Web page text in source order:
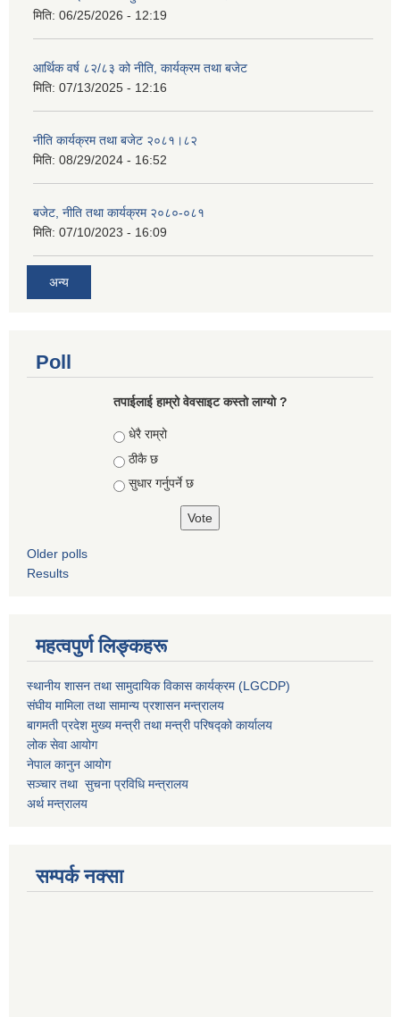
मिति: 06/25/2026 - 12:19
आर्थिक वर्ष ८२/८३ को नीति, कार्यक्रम तथा बजेट
मिति: 07/13/2025 - 12:16
नीति कार्यक्रम तथा बजेट २०८१।८२
मिति: 08/29/2024 - 16:52
बजेट, नीति तथा कार्यक्रम २०८०-०८१
मिति: 07/10/2023 - 16:09
अन्य
Poll
तपाईलाई हाम्रो वेवसाइट कस्ताे लाग्याे ?
Choices
धेरै राम्रो
ठीकै छ
सुधार गर्नुपर्ने छ
Older polls
Results
महत्वपुर्ण लिङ्कहरू
स्थानीय शासन तथा सामुदायिक विकास कार्यक्रम (LGCDP)
संघीय मामिला तथा सामान्य प्रशासन मन्त्रालय
बागमती प्रदेश मुख्य मन्त्री तथा मन्त्री परिषद्को कार्यालय
लोक सेवा आयोग
नेपाल कानुन आयोग
सञ्चार तथा सुचना प्रविधि मन्त्रालय
अर्थ मन्त्रालय
सम्पर्क नक्सा